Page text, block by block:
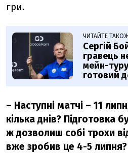
гри.
ЧИТАЙТЕ
Сергій
гравець
мейн-
готовий
– Наступні матчі – 11
кілька днів? Підготовка
ж дозволиш собі трохи
вже зробив це 4-5 липня?